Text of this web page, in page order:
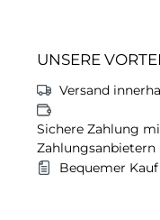
UNSERE
Versand
Sichere Zahlung
Zahlungsanbietern
Bequemer